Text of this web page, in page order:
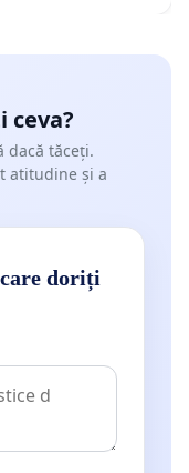
ceva?
dacă tăceți.
atitudine și a
doriți